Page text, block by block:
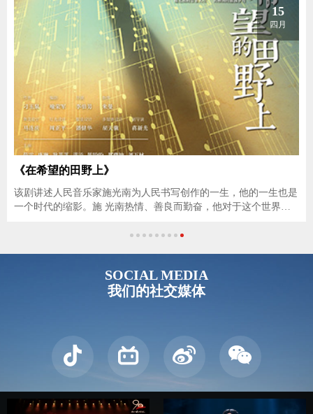
15
四月
《在希望的田野上》
该剧讲述人民音乐家施光南为人民书写创作的一生，他的一生也是
一个时代的缩影。施 光南热情、善良而勤奋，他对于这个世界充
全身心地与改革开放的伟大时代拥抱，他为时代放声，为人民高
SOCIAL MEDIA
我们的社交媒体